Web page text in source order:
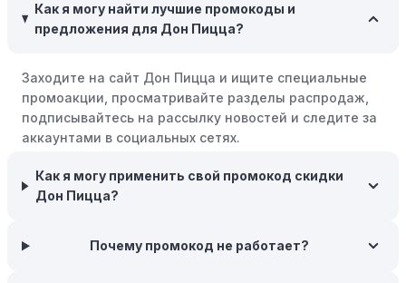
скидки или будущие покупки.
пятница" или сезонными акциями. В такие периоды
розничные компании часто предлагают значительные
скидки.
добавьте товары в корзину и оставьте их на день или
два. В некоторых случаях существует большая
Дон Пицца, могут прислать вам код скидки, чтобы
Как я могу найти лучшие промокоды и
предложения для Дон Пицца?
Заходите на сайт Дон Пицца и ищите специальные
промоакции, просматривайте разделы распродаж,
подписывайтесь на рассылку новостей и следите за
аккаунтами в социальных сетях.
Как я могу применить свой промокод скидки
Дон Пицца?
Почему промокод не работает?